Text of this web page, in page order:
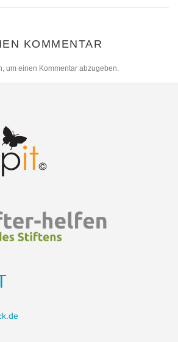
KOMMENTAR
um einen Kommentar abzugeben.